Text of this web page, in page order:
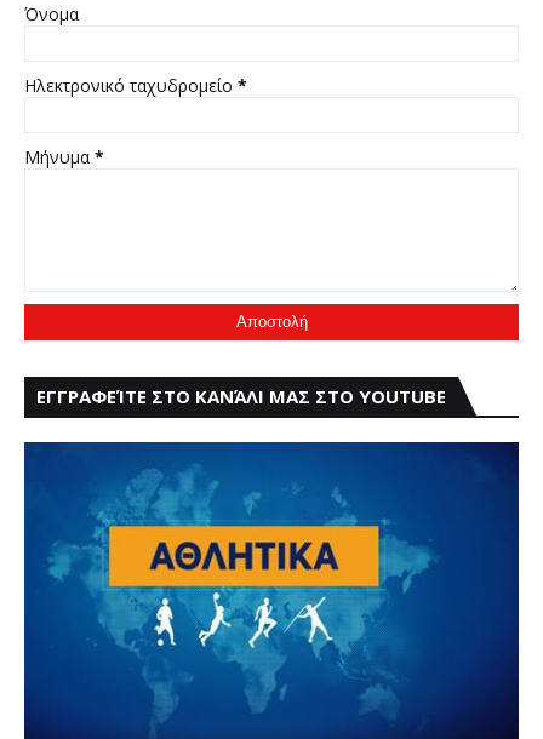
Όνομα
Ηλεκτρονικό ταχυδρομείο *
Μήνυμα *
ΕΓΓΡΑΦΕΊΤΕ ΣΤΟ ΚΑΝΆΛΙ ΜΑΣ ΣΤΟ YOUTUBE